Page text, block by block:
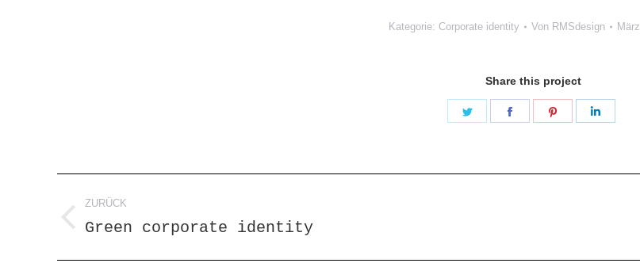
Kategorie: Corporate identity Von RMSdesign
Share this project
Share
Share
Share
Project
navigation
ZURÜCK
Previous
Green corporate identity